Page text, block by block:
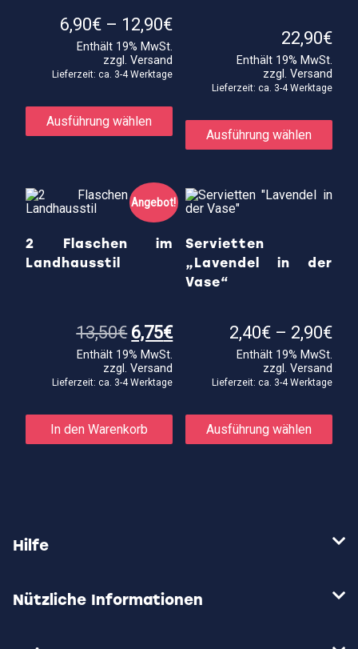
6,90€ – 12,90€Preisspanne:
6,90€
Enthält 19% MwSt.
zzgl.Versand
Lieferzeit: ca. 3-4 Werktage
Ausführung wählen
Produkt
weist
mehrere
Varianten
Optionen
können
der
Produktseite
gewählt
werden
22,90€
Enthält 19% MwSt.
zzgl. Versand
Lieferzeit: ca. 3-4 Werktage
Ausführung wählen
Die
Angebot!
2 Flaschen im
Landhausstil
13,50€ Ursprünglicher
Preis
war:
13,50€
6,75€Aktueller
Preis
Enthält 19% MwSt.
zzgl.Versand
Lieferzeit: ca. 3-4 Werktage
In den Warenkorb
Servietten
„Lavendel in der
Vase“
2,40€ – 2,90€
Enthält 19% MwSt.
zzgl. Versand
Lieferzeit: ca. 3-4 Werktage
Ausführung wählen
der
Hilfe
Nützliche Informationen